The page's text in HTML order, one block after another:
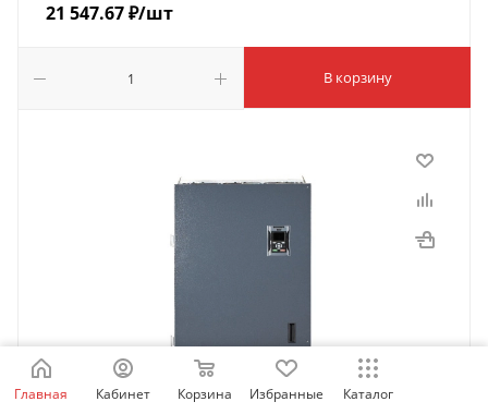
21 547.67₽/шт
В корзину
Главная Кабинет Корзина Избранные Каталог